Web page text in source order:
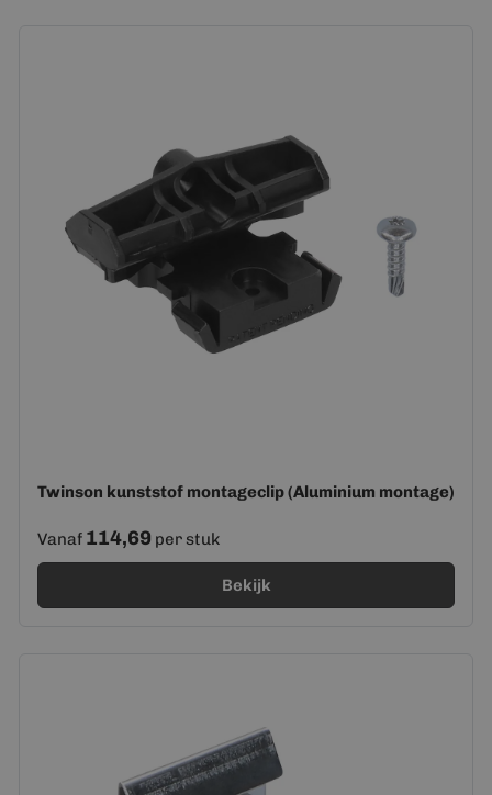
Twinson kunststof montageclip (Aluminium montage)
Vanaf 114,69 per stuk
Bekijk